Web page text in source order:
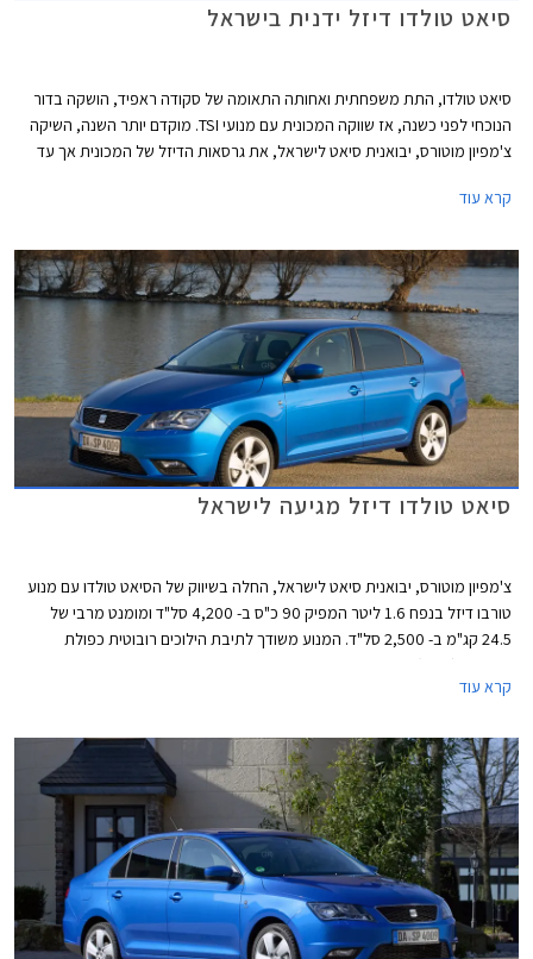
סיאט טולדו דיזל ידנית בישראל
סיאט טולדו, התת משפחתית ואחותה התאומה של סקודה ראפיד, הושקה בדור
הנוכחי לפני כשנה, אז שווקה המכונית עם מנועי TSI. מוקדם יותר השנה, השיקה
צ'מפיון מוטורס, יבואנית סיאט לישראל, את גרסאות הדיזל של המכונית אך עד
קרא עוד
סיאט טולדו דיזל מגיעה לישראל
צ'מפיון מוטורס, יבואנית סיאט לישראל, החלה בשיווק של הסיאט טולדו עם מנוע
טורבו דיזל בנפח 1.6 ליטר המפיק 90 כ"ס ב- 4,200 סל"ד ומומנט מרבי של
24.5 קג"מ ב- 2,500 סל"ד. המנוע משודך לתיבת הילוכים רובוטית כפולת
קרא עוד